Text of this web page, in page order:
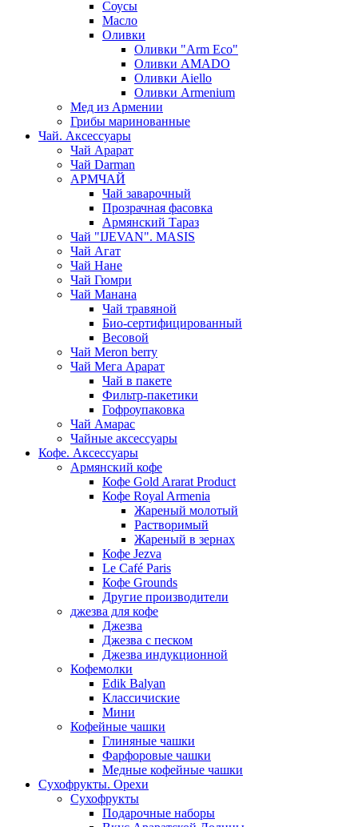
Соусы
Масло
Оливки
Оливки "Arm Eco"
Оливки AMADO
Оливки Aiello
Оливки Armenium
Мед из Армении
Грибы маринованные
Чай. Аксессуары
Чай Арарат
Чай Darman
АРМЧАЙ
Чай заварочный
Прозрачная фасовка
Армянский Тараз
Чай "IJEVAN". MASIS
Чай Агат
Чай Нане
Чай Гюмри
Чай Манана
Чай травяной
Био-сертифицированный
Весовой
Чай Meron berry
Чай Мега Арарат
Чай в пакете
Фильтр-пакетики
Гофроупаковка
Чай Амарас
Чайные аксессуары
Кофе. Аксессуары
Армянский кофе
Кофе Gold Ararat Product
Кофе Royal Armenia
Жареный молотый
Растворимый
Жареный в зернах
Кофе Jezva
Le Café Paris
Кофе Grounds
Другие производители
джезва для кофе
Джезва
Джезва с песком
Джезва индукционной
Кофемолки
Edik Balyan
Классичиские
Мини
Кофейные чашки
Глиняные чашки
Фарфоровые чашки
Медные кофейные чашки
Сухофрукты. Орехи
Сухофрукты
Подарочные наборы